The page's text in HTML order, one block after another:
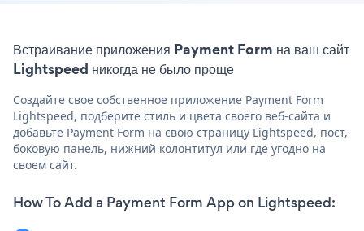
Встраивание приложения Payment Form на ваш сайт
Lightspeed никогда не было проще
Создайте свое собственное приложение Payment Form
Lightspeed, подберите стиль и цвета своего веб-сайта и
добавьте Payment Form на свою страницу Lightspeed, пост,
боковую панель, нижний колонтитул или где угодно на
своем сайт.
How To Add a Payment Form App on Lightspeed: